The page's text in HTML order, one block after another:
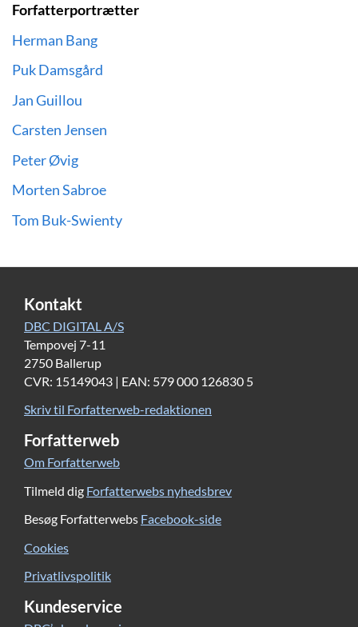
Forfatterportrætter
Herman Bang
Puk Damsgård
Jan Guillou
Carsten Jensen
Peter Øvig
Morten Sabroe
Tom Buk-Swienty
Kontakt
DBC DIGITAL A/S
Tempovej 7-11
2750 Ballerup
CVR: 15149043 | EAN: 579 000 126830 5
Skriv til Forfatterweb-redaktionen
Forfatterweb
Om Forfatterweb
Tilmeld dig Forfatterwebs nyhedsbrev
Besøg Forfatterwebs Facebook-side
Cookies
Privatlivspolitik
Kundeservice